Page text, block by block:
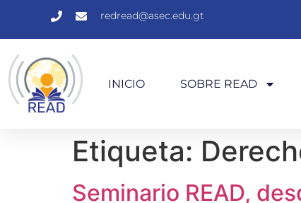
redread@asec.edu.gt
INICIO SOBRE READ
Etiqueta:
Seminario READ,